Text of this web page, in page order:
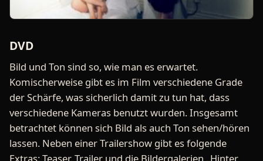
DVD
Bild und Ton sind so, wie man es erwartet.
Komischerweise gibt es im Film verschiedene Grade
der Schärfe, was sicherlich damit zu tun hat, dass
verschiedene Kameras benutzt wurden. Insgesamt
betrachtet können sich Bild als auch Ton sehen/hören
lassen. Neben einer Trailershow gibt es folgende